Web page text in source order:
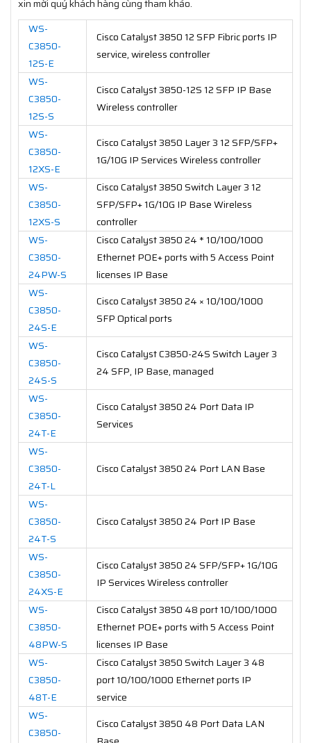
xin mời quý khách hàng cùng tham khảo.
WS-
C3850-
12S-E
Cisco Catalyst 3850 12 SFP Fibric ports IP
service, wireless controller
WS-
C3850-
12S-S
Cisco Catalyst 3850-12S 12 SFP IP Base
Wireless controller
WS-
C3850-
12XS-E
Cisco Catalyst 3850 Layer 3 12 SFP/SFP+
1G/10G IP Services Wireless controller
WS-
C3850-
12XS-S
Cisco Catalyst 3850 Switch Layer 3 12
SFP/SFP+ 1G/10G IP Base Wireless
controller
WS-
C3850-
24PW-S
Cisco Catalyst 3850 24 * 10/100/1000
Ethernet POE+ ports with 5 Access Point
licenses IP Base
WS-
C3850-
24S-E
Cisco Catalyst 3850 24 × 10/100/1000
SFP Optical ports
WS-
C3850-
24S-S
Cisco Catalyst C3850-24S Switch Layer 3
24 SFP, IP Base, managed
WS-
C3850-
24T-E
Cisco Catalyst 3850 24 Port Data IP
Services
WS-
C3850-
24T-L
Cisco Catalyst 3850 24 Port LAN Base
WS-
C3850-
24T-S
Cisco Catalyst 3850 24 Port IP Base
WS-
C3850-
24XS-E
Cisco Catalyst 3850 24 SFP/SFP+ 1G/10G
IP Services Wireless controller
WS-
C3850-
48PW-S
Cisco Catalyst 3850 48 port 10/100/1000
Ethernet POE+ ports with 5 Access Point
licenses IP Base
WS-
C3850-
48T-E
Cisco Catalyst 3850 Switch Layer 3 48
port 10/100/1000 Ethernet ports IP
service
WS-
C3850-
Cisco Catalyst 3850 48 Port Data LAN